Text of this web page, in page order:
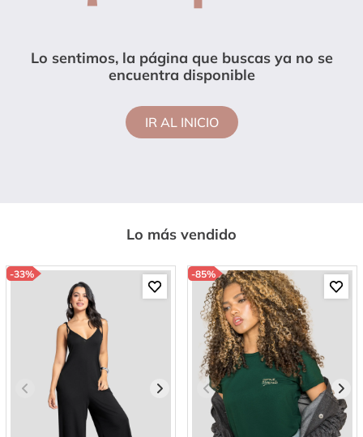
Lo sentimos, la página que buscas ya no se
encuentra disponible
IR AL INICIO
Lo más vendido
-33% -85%